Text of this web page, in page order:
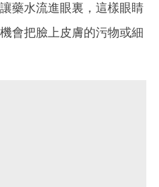
藥水流進眼裏，這樣眼睛
會把臉上皮膚的污物或細